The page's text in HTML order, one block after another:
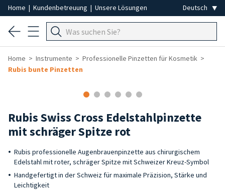
Home | Kundenbetreuung | Unsere Lösungen
Home Instrumente
Professionelle Pinzetten für Kosmetik
Rubis bunte Pinzetten
Rubis Swiss Cross Edelstahlpinzette
mit schräger Spitze rot
Rubis professionelle Augenbrauenpinzette aus chirurgischem
Edelstahl mit roter, schräger Spitze mit Schweizer Kreuz-Symbol
Handgefertigt in der Schweiz für maximale Präzision, Stärke und
Leichtigkeit